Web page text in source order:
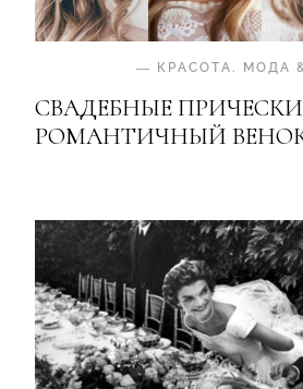
— КРАСОТА . МОДА
СВАДЕБНЫЕ
РОМАНТИЧНЫЙ